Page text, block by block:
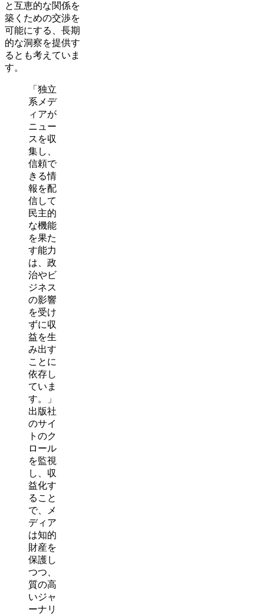
と互恵的な関係を
築くための交渉を
可能にする、長期
的な洞察を提供す
るとも考えていま
す。
「独立
系メデ
ィアが
ニュー
スを収
集し、
信頼で
きる情
報を配
信して
民主的
な機能
を果た
す能力
は、政
治やビ
ジネス
の影響
を受け
ずに収
益を生
み出す
ことに
依存し
ていま
す。」
出版社
のサイ
トのク
ロール
を監視
し、収
益化す
ること
で、メ
ディア
は知的
財産を
保護し
つつ、
質の高
いジャ
ーナリ